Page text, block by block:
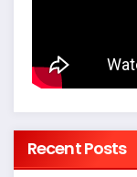
Recent Posts